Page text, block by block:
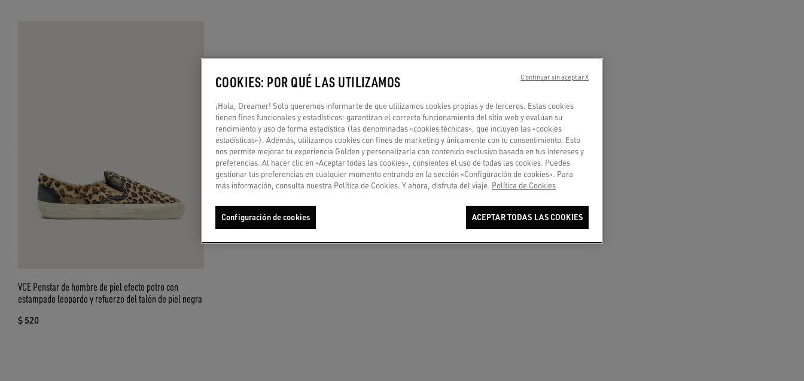
VCE Penstar de hombre de piel efecto potro con
estampado leopardo y refuerzo del talón de piel negra
$ 520
COOKIES: POR QUÉ LAS UTILIZAMOS
¡Hola, Dreamer! Solo queremos informarte de que utilizamos cookies propias y de terceros. Estas cookies
tienen fines funcionales y estadísticos: garantizan el correcto funcionamiento del sitio web y evalúan su
rendimiento y uso de forma estadística (las denominadas «cookies técnicas», que incluyen las «cookies
estadísticas»). Además, utilizamos cookies con fines de marketing y únicamente con tu consentimiento. Esto
nos permite mejorar tu experiencia Golden y personalizarla con contenido exclusivo basado en tus intereses y
preferencias. Al hacer clic en «Aceptar todas las cookies», consientes el uso de todas las cookies. Puedes
gestionar tus preferencias en cualquier momento entrando en la sección «Configuración de cookies». Para
más información, consulta nuestra Política de Cookies. Y ahora, disfruta del viaje. Política de Cookies
Configuración de cookies ACEPTAR TODAS LAS COOKIES
Continuar sin aceptar X